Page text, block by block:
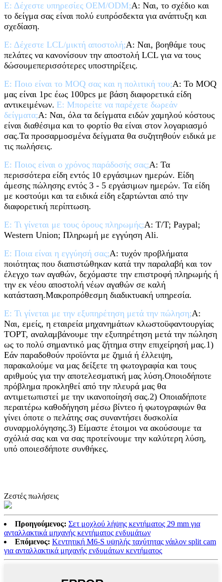
Ε: Δέχεστε υπηρεσίες OEM/ODM;Α: Ναι, το σχέδιο και
το δείγμα σας είναι πολύ ευπρόσδεκτα για ανάπτυξη και
σχεδίαση.
Ε: Δέχεστε LCL/μικτή αποστολή;Α: Ναι, βοηθάμε τους
πελάτες να κανονίσουν την αποστολή LCL για να τους
δώσουμεπερισσότερες υποστηρίξεις.
Ε: Ποιο είναι το MOQ σας και η πολιτική του;Α: Το MOQ
μας είναι 1pc έως 100pcs με βάση διαφορετικά είδη
αντικειμένων. Ε: Μπορείτε να παρέχετε δωρεάν
δείγματα;Α: Ναι, όλα τα δείγματα ειδών χαμηλού κόστους
είναι διαθέσιμα και το φορτίο θα είναι στον λογαριασμό
σας.Τα προσαρμοσμένα δείγματα θα συζητηθούν ειδικά με
τις πωλήσεις.
Ε: Ποιος είναι ο χρόνος παράδοσής σας;Α: Τα
περισσότερα είδη εντός 10 εργάσιμων ημερών. Είδη
άμεσης πώλησης εντός 3 - 5 εργάσιμων ημερών. Τα είδη
με κοστούμι και τα ειδικά είδη εξαρτώνται από την
διαφορετική περίπτωση.
Ε: Τι γίνεται με τους όρους πληρωμής;Α: T/T; Paypal;
Western Union; Πληρωμή με εγγύηση Ali.
Ε: Ποια είναι η εγγύησή σας;Α: τυχόν προβλήματα
ποιότητας που διαπιστώθηκαν κατά την παραλαβή και τον
έλεγχο των αγαθών, δεχόμαστε την επιστροφή πληρωμής ή
την εκ νέου αποστολή νέων αγαθών σε καλή
κατάσταση.Μακροπρόθεσμη διαδικτυακή υπηρεσία.
Ε: Τι γίνεται με την εξυπηρέτηση μετά την πώληση;Α:
Ναι, εμείς, η εταιρεία μηχανημάτων κλωστοϋφαντουργίας
TOPT, αναλαμβάνουμε την εξυπηρέτηση μετά την πώληση
ως το πολύ σημαντικό μας ζήτημα στην επιχείρησή μας.1)
Εάν παραδοθούν προϊόντα με ζημιά ή έλλειψη,
παρακαλούμε να μας δείξετε τη φωτογραφία και τους
αριθμούς για την αποτελεσματική μας λύση.Οποιοδήποτε
πρόβλημα προκληθεί από την πλευρά μας θα
αντιμετωπιστεί με την ικανοποίησή σας.2) Οποιαδήποτε
περαιτέρω καθοδήγηση μέσω βίντεο ή φωτογραφιών θα
γίνει όποτε ο πελάτης σας συναντήσει δυσκολία
συναρμολόγησης.3) Είμαστε έτοιμοι να ακούσουμε τα
σχόλιά σας και να σας προτείνουμε την καλύτερη λύση,
υπό οποιεσδήποτε συνθήκες.
Ζεστές πωλήσεις
Προηγούμενος: Σετ μοχλού λήψης κεντήματος 29 mm για
ανταλλακτικά μηχανής κεντήματος ενδυμάτων
Επόμενος: Κεντητική M6-S υψηλής ταχύτητας νάιλον split cam
για ανταλλακτικά μηχανής ενδυμάτων κεντήματος